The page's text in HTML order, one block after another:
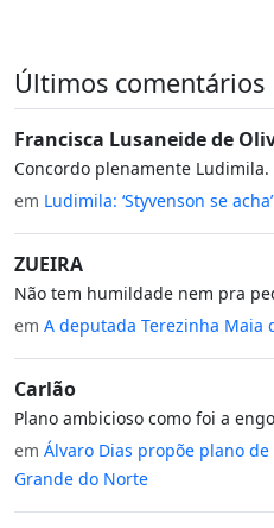
Últimos comentários
Francisca Lusaneide de
Concordo plenamente Ludimila.
em Ludimila: ‘Styvenson se acha’
ZUEIRA
Não tem humildade nem pra
em A deputada Terezinha Maia
Carlão
Plano ambicioso como foi a
em Álvaro Dias propõe plano
Grande do Norte